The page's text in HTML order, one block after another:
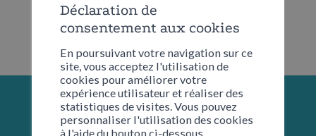
Déclaration de
consentement aux cookies
En poursuivant votre navigation sur ce
site, vous acceptez l'utilisation de
cookies pour améliorer votre
expérience utilisateur et réaliser des
statistiques de visites. Vous pouvez
personnaliser l'utilisation des cookies
à l'aide du bouton ci-dessous.